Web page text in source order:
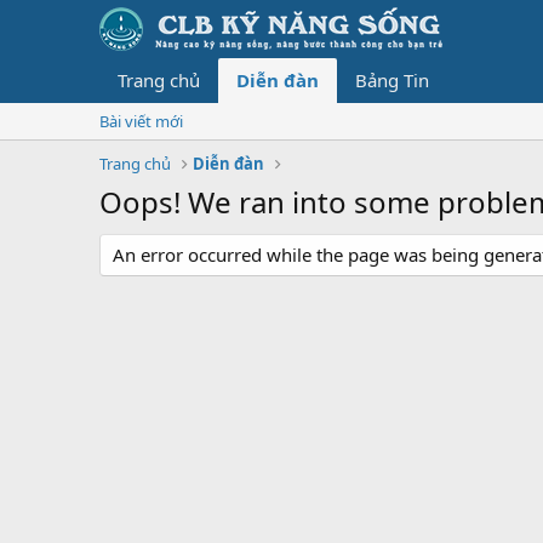
Trang chủ Diễn đàn Bảng Tin
Bài viết mới
Trang chủ
Diễn đàn
Oops! We ran into some
An error occurred while the page was being